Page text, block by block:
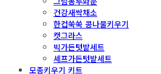
건강새싹채소
한컵쑥쑥 콩나물키우기
캣그라스
빅가든텃밭세트
셰프가든텃밭세트
모종키우기 키트